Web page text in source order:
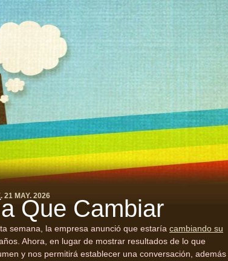
21 MAY. 2026
Que Cambiar
semana, la empresa anunció que estaría cambiando su
Ahora, en lugar de mostrar resultados de lo que
y nos permitirá establecer una conversación, además